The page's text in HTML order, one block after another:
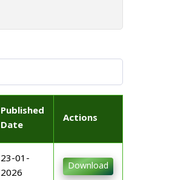
Published
Date
Actions
23-01-
2026
Download